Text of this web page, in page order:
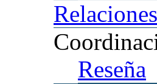
Relaciones
Reseña